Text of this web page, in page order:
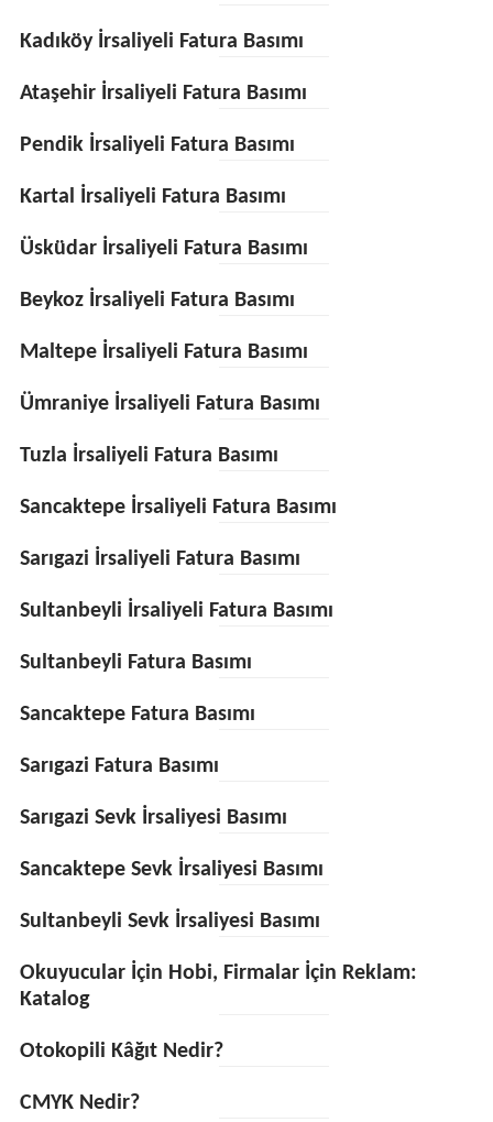
Kadıköy İrsaliyeli Fatura Basımı
Ataşehir İrsaliyeli Fatura Basımı
Pendik İrsaliyeli Fatura Basımı
Kartal İrsaliyeli Fatura Basımı
Üsküdar İrsaliyeli Fatura Basımı
Beykoz İrsaliyeli Fatura Basımı
Maltepe İrsaliyeli Fatura Basımı
Ümraniye İrsaliyeli Fatura Basımı
Tuzla İrsaliyeli Fatura Basımı
Sancaktepe İrsaliyeli Fatura Basımı
Sarıgazi İrsaliyeli Fatura Basımı
Sultanbeyli İrsaliyeli Fatura Basımı
Sultanbeyli Fatura Basımı
Sancaktepe Fatura Basımı
Sarıgazi Fatura Basımı
Sarıgazi Sevk İrsaliyesi Basımı
Sancaktepe Sevk İrsaliyesi Basımı
Sultanbeyli Sevk İrsaliyesi Basımı
Okuyucular İçin Hobi, Firmalar İçin Reklam:
Katalog
Otokopili Kâğıt Nedir?
CMYK Nedir?